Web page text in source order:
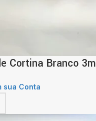
Cortina Branco 3m
sua Conta